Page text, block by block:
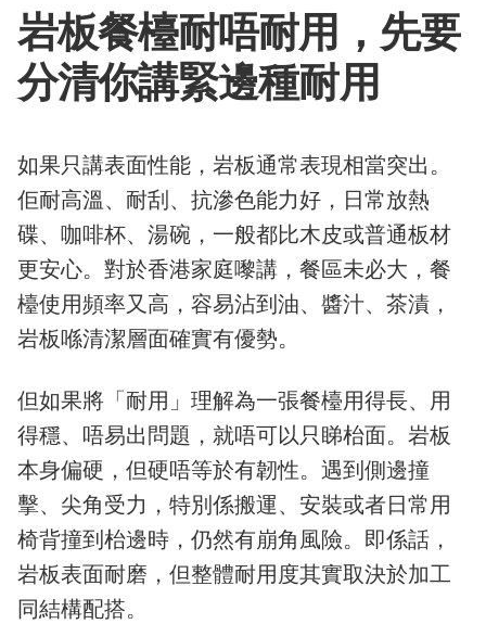
岩板餐檯耐唔耐用，先要
分清你講緊邊種耐用
如果只講表面性能，岩板通常表現相當突出。
佢耐高溫、耐刮、抗滲色能力好，日常放熱
碟、咖啡杯、湯碗，一般都比木皮或普通板材
更安心。對於香港家庭嚟講，餐區未必大，餐
檯使用頻率又高，容易沾到油、醬汁、茶漬，
岩板喺清潔層面確實有優勢。
但如果將「耐用」理解為一張餐檯用得長、用
得穩、唔易出問題，就唔可以只睇枱面。岩板
本身偏硬，但硬唔等於有韌性。遇到側邊撞
擊、尖角受力，特別係搬運、安裝或者日常用
椅背撞到枱邊時，仍然有崩角風險。即係話，
岩板表面耐磨，但整體耐用度其實取決於加工
同結構配搭。